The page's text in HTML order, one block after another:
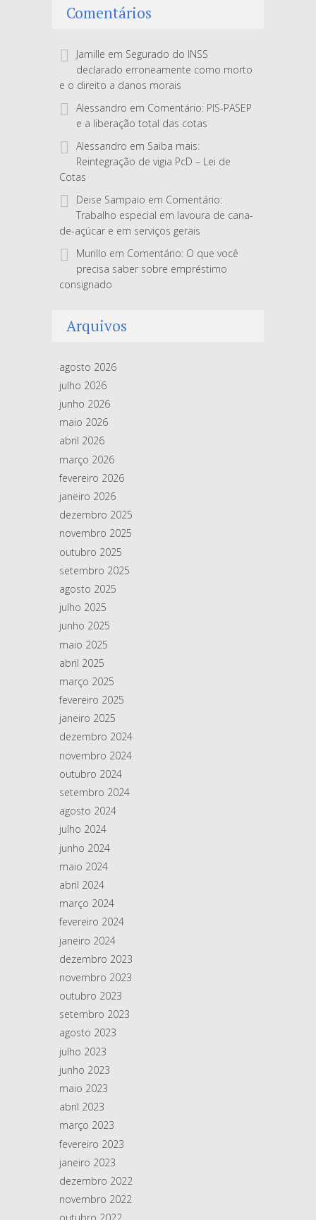
Comentários
Jamille em Segurado do INSS
declarado erroneamente como morto
e o direito a danos morais
Alessandro em Comentário: PIS-PASEP
e a liberação total das cotas
Alessandro em Saiba mais:
Reintegração de vigia PcD – Lei de
Cotas
Deise Sampaio em Comentário:
Trabalho especial em lavoura de cana-
de-açúcar e em serviços gerais
Murillo em Comentário: O que você
precisa saber sobre empréstimo
consignado
Arquivos
agosto 2026
julho 2026
junho 2026
maio 2026
abril 2026
março 2026
fevereiro 2026
janeiro 2026
dezembro 2025
novembro 2025
outubro 2025
setembro 2025
agosto 2025
julho 2025
junho 2025
maio 2025
abril 2025
março 2025
fevereiro 2025
janeiro 2025
dezembro 2024
novembro 2024
outubro 2024
setembro 2024
agosto 2024
julho 2024
junho 2024
maio 2024
abril 2024
março 2024
fevereiro 2024
janeiro 2024
dezembro 2023
novembro 2023
outubro 2023
setembro 2023
agosto 2023
julho 2023
junho 2023
maio 2023
abril 2023
março 2023
fevereiro 2023
janeiro 2023
dezembro 2022
novembro 2022